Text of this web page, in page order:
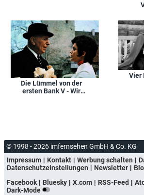
Die Lümmel von der
ersten Bank V - Wir
Vier
© 1998 - 2026 imfernsehen GmbH & Co. KG
Impressum
Kontakt Werbung schalten
Datenschutzeinstellungen
Newsletter
Facebook
Bluesky X.com RSS-Feed
Dark-Mode